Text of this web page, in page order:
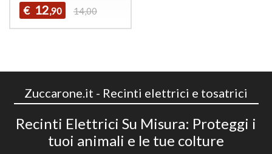
€ 12,90 14,00
Zuccarone.it - Recinti elettrici e tosatrici
Recinti Elettrici Su Misura: Proteggi i
tuoi animali e le tue colture